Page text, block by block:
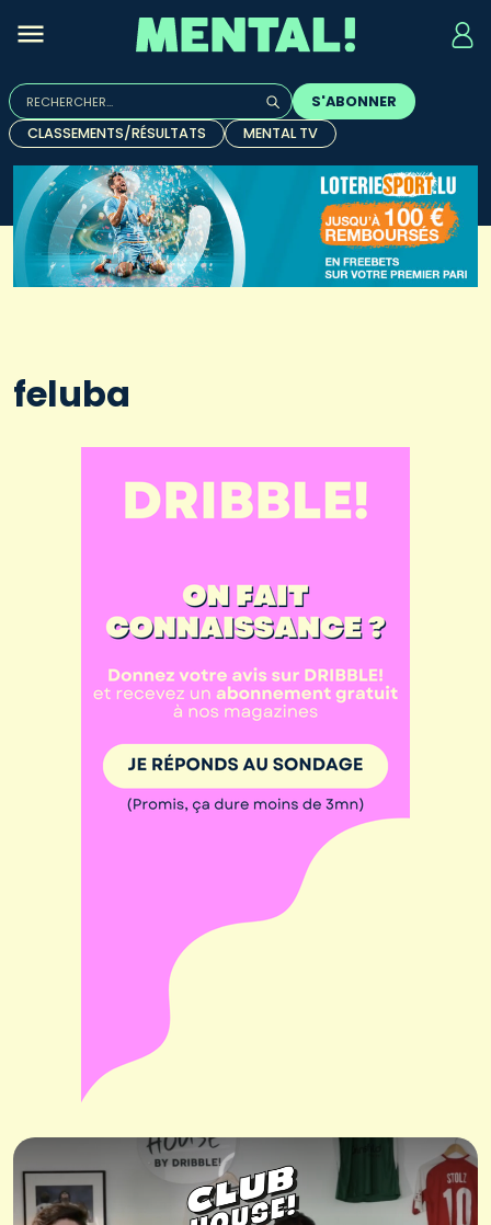
Rechercher :
Quand les résultats de l'auto-complétion sont
S'ABONNER
CLASSEMENTS/RÉSULTATS
MENTAL TV
feluba